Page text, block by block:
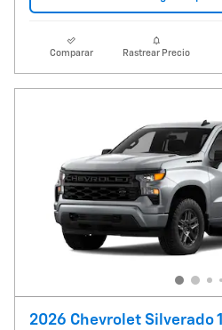
Comparar Rastrear Precio
2026 Chevrolet Silverado